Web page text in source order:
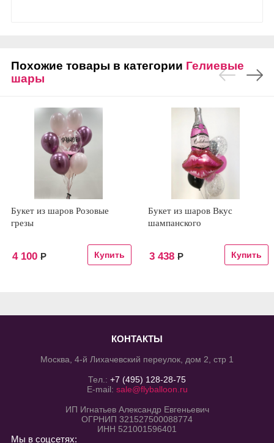
Похожие товары в категории Гелиевые
шары
Букет из шаров Розовые
грезы
4 100 Р
Букет из шаров Вкус
шампанского
3 438 Р
КОНТАКТЫ
Москва, 4-й Лихачевский переулок, дом 2, стр 1
Тел.: +7 (495) 128-28-75
E-mail: sale@flyballoon.ru
ИП Игнатьев Александр Евгеньевич
ОГРНИП 321527500088774
ИНН 521001596401
Мы в соцсетях: